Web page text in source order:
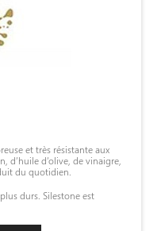
et très résistante aux
d’huile d’olive, de vinaigre,
du quotidien.
durs. Silestone est